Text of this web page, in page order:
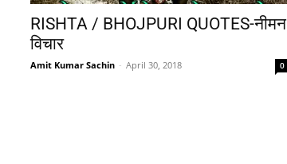
RISHTA / BHOJPURI QUOTES-नीमन
विचार
Amit Kumar Sachin - April 30, 2018 0